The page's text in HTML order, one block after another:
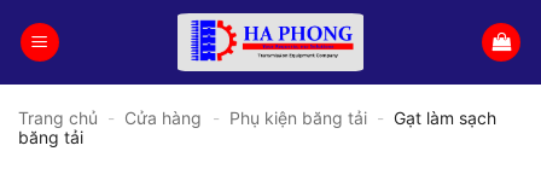
qua
Trang chủ - Cửa hàng - Phụ kiện băng tải - Gạt làm sạch
băng tải